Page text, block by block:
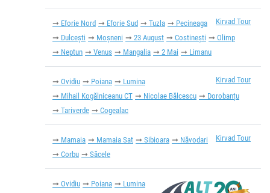
Kirvad Tour
Eforie Nord Eforie Sud Tuzla
Pecineaga
Dulcești
Moșneni 23 August Costinești
Olimp
Neptun
Venus Mangalia 2 Mai Limanu
Kirvad Tour
Ovidiu Poiana
Lumina
Mihail Kogălniceanu CT
Nicolae Bălcescu
Dorobanțu
Tariverde
Cogealac
Kirvad Tour
Mamaia Mamaia Sat Sibioara
Năvodari
Corbu
Săcele
Ovidiu Poiana
Lumina